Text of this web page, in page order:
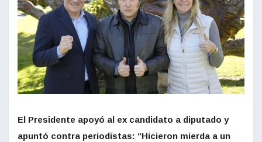
El Presidente apoyó al ex candidato a diputado y
apuntó contra periodistas: “Hicieron mierda a un